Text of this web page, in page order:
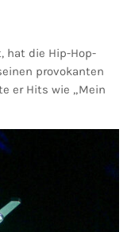
hat die Hip-Hop-
provokanten
er Hits wie „Mein